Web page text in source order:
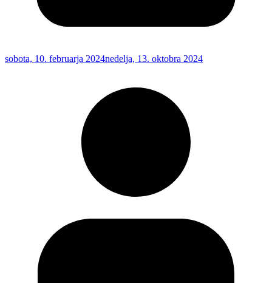
sobota, 10. februarja 2024nedelja, 13. oktobra 2024